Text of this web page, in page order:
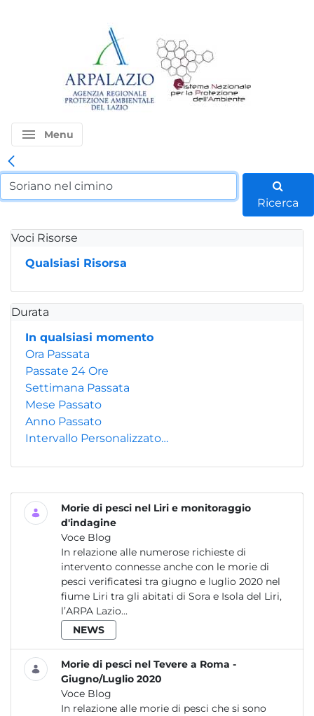
menu Menu
Ricerca
Voci Risorse
Qualsiasi Risorsa
Durata
In qualsiasi momento
Ora Passata
Passate 24 Ore
Settimana Passata
Mese Passato
Anno Passato
Intervallo Personalizzato…
Morie di pesci nel Liri e monitoraggio
d'indagine
Voce Blog
In relazione alle numerose richieste di
intervento connesse anche con le morie di
pesci verificatesi tra giugno e luglio 2020 nel
fiume Liri tra gli abitati di Sora e Isola del Liri,
l’ARPA Lazio...
NEWS
Morie di pesci nel Tevere a Roma -
Giugno/Luglio 2020
Voce Blog
In relazione alle morie di pesci che si sono